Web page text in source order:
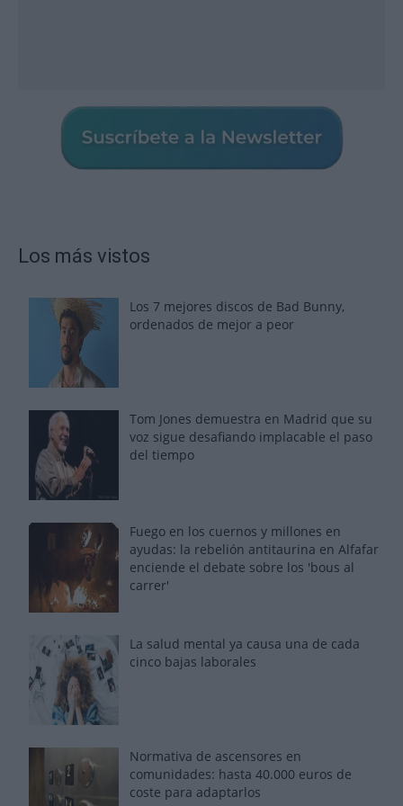
Los más vistos
Los 7 mejores discos de Bad Bunny,
ordenados de mejor a peor
Tom Jones demuestra en Madrid que su
voz sigue desafiando implacable el paso
del tiempo
Fuego en los cuernos y millones en
ayudas: la rebelión antitaurina en Alfafar
enciende el debate sobre los 'bous al
carrer'
La salud mental ya causa una de cada
cinco bajas laborales
Normativa de ascensores en
comunidades: hasta 40.000 euros de
coste para adaptarlos